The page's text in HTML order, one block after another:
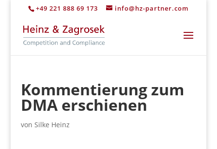
+49 221 888 69 173 info@hz-partner.com
Kommentierung zum
DMA erschienen
von Silke Heinz